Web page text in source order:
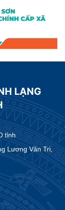
LẠNG
tỉnh
Lương Văn Tri,